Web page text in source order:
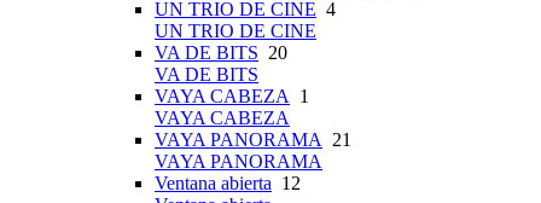
UN TRIO DE CINE 4
UN TRIO DE CINE
VA DE BITS 20
VA DE BITS
VAYA CABEZA
1
VAYA CABEZA
VAYA PANORAMA
21
VAYA PANORAMA
Ventana abierta 12